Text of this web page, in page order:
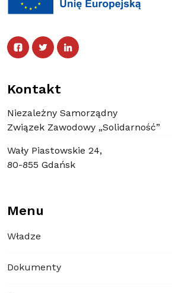
Facebook Facebook
TwitterTwitter
Linked In
Kontakt
Niezależny Samorządny
Związek Zawodowy „Solidarność”
Wały Piastowskie 24,
80-855 Gdańsk
Menu
Władze
Dokumenty